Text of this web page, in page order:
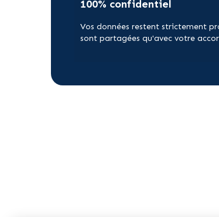
100% confidentiel
Vos données restent strictement
sont partagées qu'avec votre